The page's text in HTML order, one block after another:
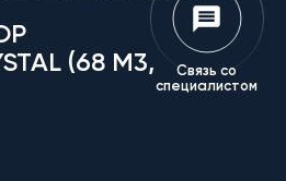
(68 М3,
Связь со
специалистом